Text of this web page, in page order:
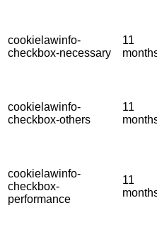
cookielawinfo-
checkbox-necessary
11
cookielawinfo-
checkbox-others
11
cookielawinfo-
checkbox-
performance
11